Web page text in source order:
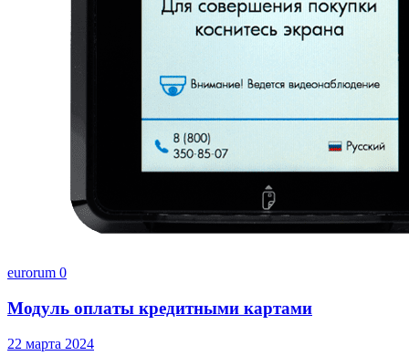
eurorum 0
Модуль оплаты кредитными картами
22 марта 2024